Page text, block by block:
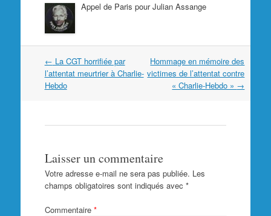
Appel de Paris pour Julian Assange
Navigation
dans
les
← La CGT horrifiée par
l’attentat meurtrier à Charlie-
Hebdo
Hommage en mémoire des
victimes de l’attentat contre
« Charlie-Hebdo » →
Laisser un commentaire
Votre adresse e-mail ne sera pas publiée. Les
champs obligatoires sont indiqués avec *
Commentaire *